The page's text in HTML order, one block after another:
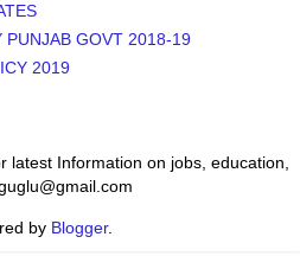
PUNJAB GOVT 2018-19
2019
latest Information on jobs, education,
by Blogger.